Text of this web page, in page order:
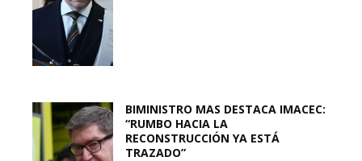
BIMINISTRO MAS DESTACA IMACEC:
“RUMBO HACIA LA
RECONSTRUCCIÓN YA ESTÁ
TRAZADO”